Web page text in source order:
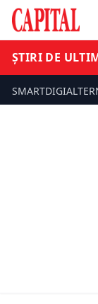
ȘTIRI DE
SMARTDIGI